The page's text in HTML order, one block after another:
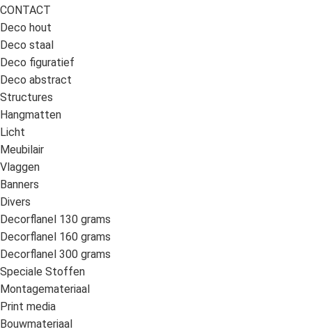
CONTACT
Deco hout
Deco staal
Deco figuratief
Deco abstract
Structures
Hangmatten
Licht
Meubilair
Vlaggen
Banners
Divers
Decorflanel 130 grams
Decorflanel 160 grams
Decorflanel 300 grams
Speciale Stoffen
Montagemateriaal
Print media
Bouwmateriaal